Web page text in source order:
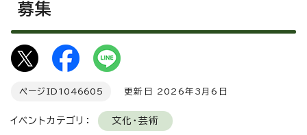
募集
ページID 1046605 更新日 2026年3月6日
イベントカテゴリ： 文化・芸術